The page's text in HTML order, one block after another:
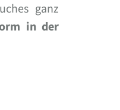
ganz
in der